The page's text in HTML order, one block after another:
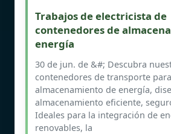
Trabajos de electricista de
contenedores de
energía
30 de jun. de &#; Descubra
contenedores de transporte para
almacenamiento de energía,
almacenamiento eficiente,
Ideales para la integración de
renovables, la